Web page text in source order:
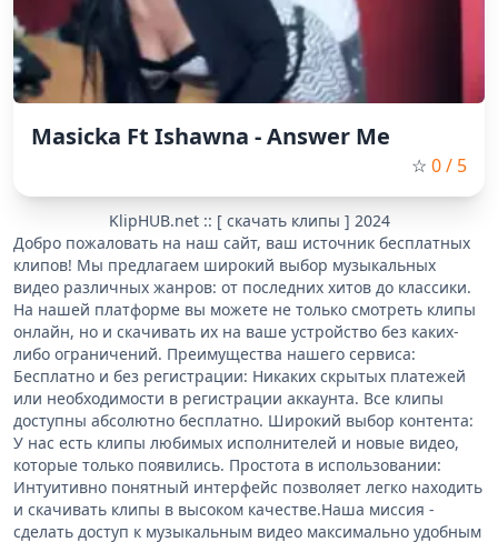
Masicka Ft Ishawna - Answer Me
☆ 0/ 5
KlipHUB.net :: [ скачать клипы ] 2024
Добро пожаловать на наш сайт, ваш источник бесплатных
клипов! Мы предлагаем широкий выбор музыкальных
видео различных жанров: от последних хитов до классики.
На нашей платформе вы можете не только смотреть клипы
онлайн, но и скачивать их на ваше устройство без каких-
либо ограничений. Преимущества нашего сервиса:
Бесплатно и без регистрации: Никаких скрытых платежей
или необходимости в регистрации аккаунта. Все клипы
доступны абсолютно бесплатно. Широкий выбор контента:
У нас есть клипы любимых исполнителей и новые видео,
которые только появились. Простота в использовании:
Интуитивно понятный интерфейс позволяет легко находить
и скачивать клипы в высоком качестве.Наша миссия -
сделать доступ к музыкальным видео максимально удобным